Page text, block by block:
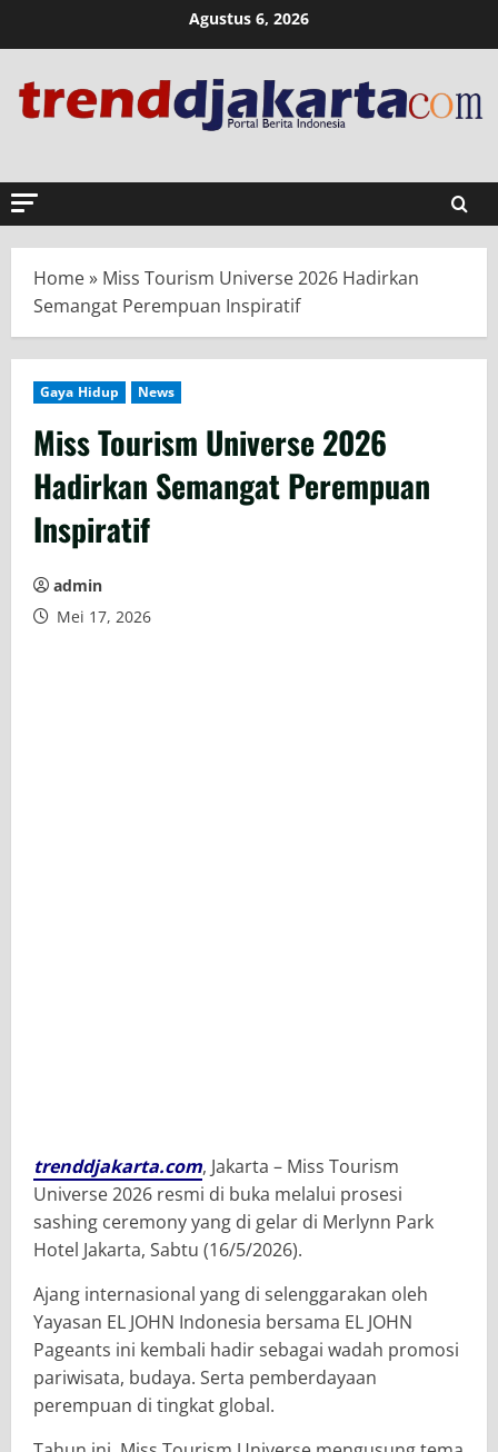
Agustus 6, 2026
Home» Miss Tourism Universe 2026 Hadirkan
Semangat Perempuan Inspiratif
Gaya Hidup News
Miss Tourism Universe 2026
Hadirkan Semangat Perempuan
Inspiratif
admin
Mei 17, 2026
trenddjakarta.com, Jakarta – Miss Tourism
Universe 2026 resmi di buka melalui prosesi
sashing ceremony yang di gelar di Merlynn Park
Hotel Jakarta, Sabtu (16/5/2026).
Ajang internasional yang di selenggarakan oleh
Yayasan EL JOHN Indonesia bersama EL JOHN
Pageants ini kembali hadir sebagai wadah promosi
pariwisata, budaya. Serta pemberdayaan
perempuan di tingkat global.